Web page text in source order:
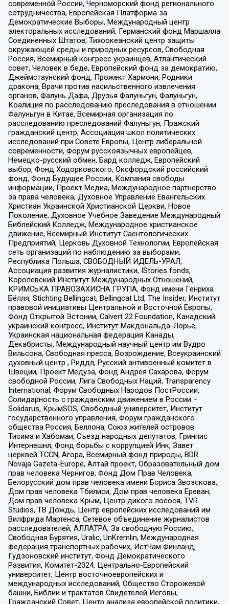
современной России, Черноморский фонд регионального
сотрудничества, Европейская Платформа за
Демократические Выборы, Международный центр
электоральных исследований, Германский фонд Маршалла
Соединенных Штатов, Тихоокеанский центр защиты
окружающей среды и природных ресурсов, Свободная
Россия, Всемирный конгресс украинцев, Атлантический
совет, Человек в беде, Европейский фонд за демократию,
Джеймстаунский фонд, Прожект Хармони, Родники
дракона, Врачи против насильственного извлечения
органов, Фалунь Дафа, Друзья Фалуньгун, Фалуньгун,
Коалиция по расследованию преследования в отношении
Фалуньгун в Китае, Всемирная организация по
расследованию преследований Фалуньгун, Пражский
гражданский центр, Ассоциация школ политических
исследований при Совете Европы, Центр либеральной
современности, Форум русскоязычных европейцев,
Немецко-русский обмен, Бард колледж, Европейский
выбор, Фонд Ходорковского, Оксфордский российский
фонд, Фонд Будущее России, Компания свободы
информации, Проект Медиа, Международное партнерство
за права человека, Духовное Управление Евангельских
Христиан Украинской Христианской Церкви, Новое
Поколение, Духовное Учебное Заведение Международный
Библейский Колледж, Международное христианское
движение, Всемирный Институт Саентологических
Предприятий, Церковь Духовной Технологии, Европейская
сеть организаций по наблюдению за выборами,
Республика Польша, СВОБОДНЫЙ ИДЕЛЬ-УРАЛ,
Ассоциация развития журналистики, IStories fonds,
Королевский Институт Международных Отношений,
КРИМСЬКА ПРАВОЗАХИСНА ГРУПА, Фонд имени Генриха
Бёлля, Stichting Bellingcat, Bellingcat Ltd, The Insider, Институт
правовой инициативы Центральной и Восточной Европы,
Фонд Открытой Эстонии, Calvert 22 Foundation, Канадский
украинский конгресс, Институт Макдональда-Лорье,
Украинская национальная федерация Канады,
Декабристы, Международный научный центр им Вудро
Вильсона, Свободная пресса, Возрождение, Всеукраинский
духовный центр , Риддл, Русский антивоенный комитет в
Швеции, Проект Медуза, Фонд Андрея Сахарова, Форум
свободной России, Лига Свободных Наций, Transparеncy
International, Форум Свободных Народов ПостРоссии,
Солидарность с гражданским движением в России –
Solidarus, КрымSOS, Свободный университет, Институт
государственного управления, Форум гражданского
общества Россия, Беллона, Союз жителей островов
Тисима и Хабомаи, Съезд народных депутатов, Гринпис
Интернешнл, Фонд борьбы с коррупцией Инк, Завет
церквей TCCN, Агора, Всемирный фонд природы, BDR
Novaja Gazeta-Europe, Алтай проект, Образовательный дом
прав человека Чернигов, Фонд Дом Прав Человека,
Белорусский дом прав человека имени Бориса Звозскова,
Дом прав человека Тбилиси, Дом прав человека Ереван,
Дом прав человека Крым, Центр дикого лосося, TVR
Studios, ТВ Дождь, Центр европейских исследований им
Вилфрида Мартенса, Сетевое объединение журналистов
расследователей, АЛЛАТРА, За свободную Россию,
Свободная Бурятия, Uralic, UnKremlin, Международная
федерация транспортных рабочих, ИстЧам Финланд,
Гудзоновский институт, Фонд Демократического
Развития, Комитет-2024, Центрально-Европейский
университет, Центр восточноевропейских и
международных исследований, Общество Сторожевой
башни, Библии и трактатов Свидетелей Иеговы,
Гражданский Совет, Центр анализа европейской политики,